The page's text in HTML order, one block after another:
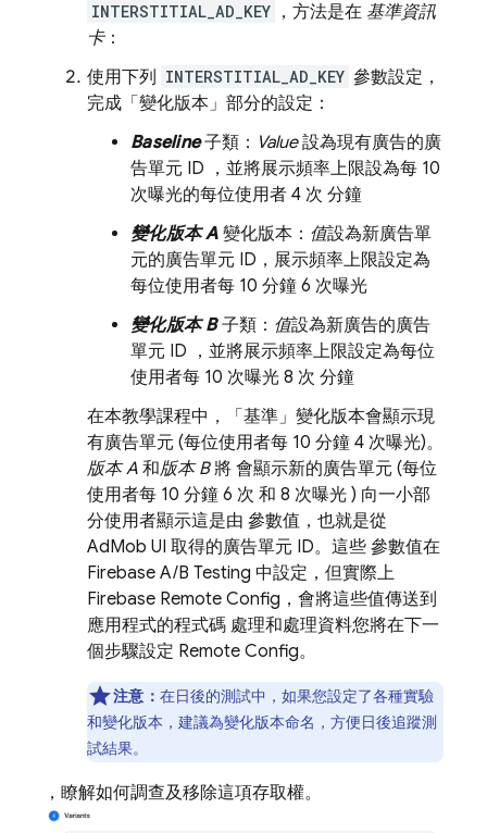
INTERSTITIAL_AD_KEY ，方法是在 基準資訊
卡：
使用下列 INTERSTITIAL_AD_KEY 參數設定，
完成「變化版本」 部分的設定：
Baseline子類： Value設為現有廣告的廣
告單元 ID ，並將展示頻率上限設為每 10
次曝光的每位使用者 4 次 分鐘
變化版本 A變化版本： 值設為新廣告單
元的廣告單元 ID，展示頻率上限設定為
每位使用者每 10 分鐘 6 次曝光
變化版本 B子類： 值設為新廣告的廣告
單元 ID ，並將展示頻率上限設定為每位
使用者每 10 次曝光 8 次 分鐘
在本教學課程中，「基準」 變化版本會顯示現
有廣告單元 (每位使用者每 10 分鐘 4 次曝光)。
版本 A 和版本 B將 會顯示新的廣告單元 (每位
使用者每 10 分鐘 6 次 和 8 次曝光 ) 向一小部
分使用者顯示這是由 參數值，也就是從
AdMob UI 取得的廣告單元 ID。這些 參數值在
Firebase A/B Testing 中設定，但實際上
Firebase Remote Config ，會將這些值傳送到
應用程式的程式碼 處理和處理資料您將在下一
個步驟設定 Remote Config。
注意： 在日後的測試中，如果您設定了各種實驗
和變化版本，建議為變化版本命名，方便日後追蹤測
試結果。
，瞭解如何調查及移除這項存取權。